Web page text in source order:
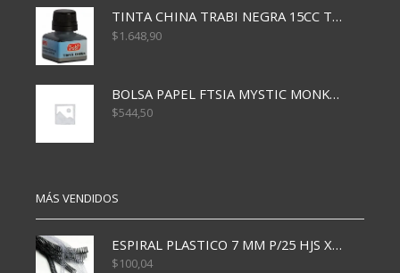
TINTA CHINA TRABI NEGRA 15CC TR3460
$1.648,90
BOLSA PAPEL FTSIA MYSTIC MONKEY 14/08/20
$544,50
MÁS VENDIDOS
ESPIRAL PLASTICO 7 MM P/25 HJS X50x3000
$100,04